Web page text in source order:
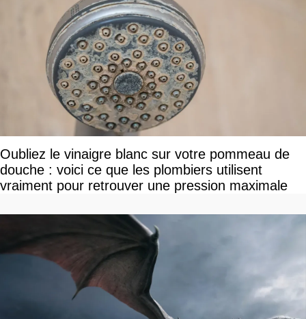
Oubliez le vinaigre blanc sur votre pommeau de
douche : voici ce que les plombiers utilisent
vraiment pour retrouver une pression maximale